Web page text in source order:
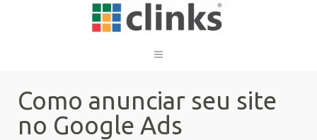
Como anunciar seu site
no Google Ads